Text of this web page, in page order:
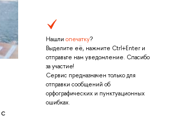
Нашли опечатку?
Выделите её, нажмите Ctrl+Enter и
отправьте нам уведомление. Спасибо
за участие!
Сервис предназначен только для
отправки сообщений об
орфографических и пунктуационных
ошибках.